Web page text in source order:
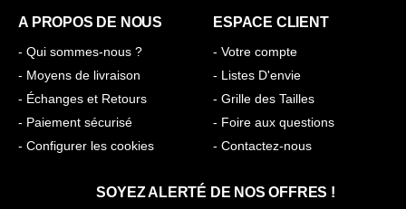
A PROPOS DE NOUS
- Qui sommes-nous ?
- Moyens de livraison
- Échanges et Retours
- Paiement sécurisé
- Configurer les cookies
ESPACE CLIENT
- Votre compte
- Listes D'envie
- Grille des Tailles
- Foire aux questions
- Contactez-nous
SOYEZ ALERTÉ DE NOS OFFRES !